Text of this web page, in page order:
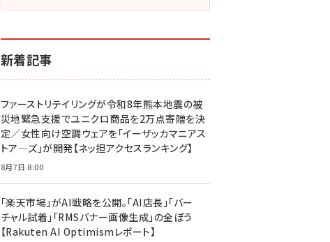
新着記事
ファーストリテイリングが令和8年熊本地震の被
災地緊急支援でユニクロ商品を2万点寄贈を決
定／女性向け空調ウェアを「イーザッカマニアス
トア―ズ」が開発【ネッ担アクセスランキング】
8月7日 8:00
「楽天市場」がAI戦略を公開。「AI店長」「バー
チャル試着」「RMSバナー画像生成」の全ぼう
【Rakuten AI Optimismレポート】